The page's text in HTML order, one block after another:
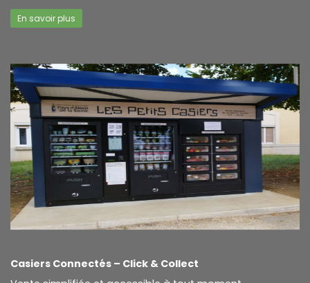
En savoir plus
Casiers Connectés – Click & Collect